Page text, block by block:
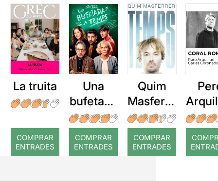
La truita
COMPRAR
ENTRADES
Una
bufetada
a temps
COMPRAR
ENTRADES
Quim
Masferre
r: Temps
COMPRAR
ENTRADES
: